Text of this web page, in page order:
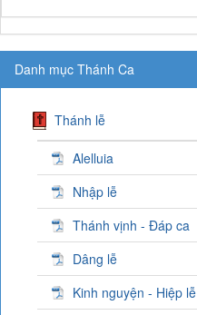
Danh mục Thánh Ca
Thánh lễ
Alelluia
Nhập lễ
Thánh vịnh - Đáp ca
Dâng lễ
Kinh nguyện - Hiệp lễ